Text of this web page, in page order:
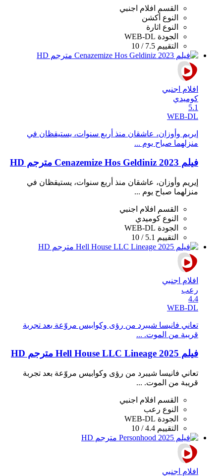
القسم
افلام اجنبي
النوع أكشن
النوع اثارة
الجودة WEB-DL
التقييم 7.5 / 10
افلام اجنبي
كوميدي
5.1
WEB-DL
إيريم وأوزان، عاشقان منذ أربع سنوات، يستيقظان في
منزلهما صباح يوم ...
فيلم Cenazemize Hos Geldiniz 2023 مترجم HD
إيريم وأوزان، عاشقان منذ أربع سنوات، يستيقظان في
منزلهما صباح يوم ...
القسم
افلام اجنبي
النوع كوميدي
الجودة WEB-DL
التقييم 5.1 / 10
افلام اجنبي
رعب
4.4
WEB-DL
تعاني فانيسا شيبرد من رؤى وكوابيس مروّعة بعد تجربة
قريبة من الموت. ...
فيلم Hell House LLC Lineage 2025 مترجم HD
تعاني فانيسا شيبرد من رؤى وكوابيس مروّعة بعد تجربة
قريبة من الموت. ...
القسم
افلام اجنبي
النوع رعب
الجودة WEB-DL
التقييم 4.4 / 10
افلام اجنبي